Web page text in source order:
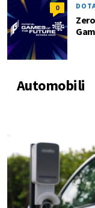
0
Automobili